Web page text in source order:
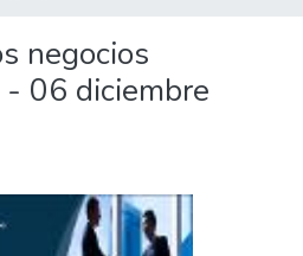
negocios
06 diciembre